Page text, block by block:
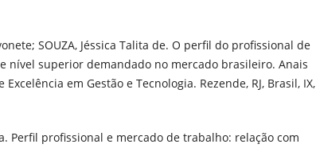
SOUZA, Jéssica Talita de. O perfil do profissional de
nível superior demandado no mercado brasileiro. Anais
Excelência em Gestão e Tecnologia. Rezende, RJ, Brasil, IX,
Perfil profissional e mercado de trabalho: relação com